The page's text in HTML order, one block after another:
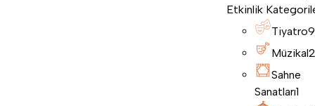
Etkinlik
Tiyatro9
Müzikal2
Sahne
Sanatları1